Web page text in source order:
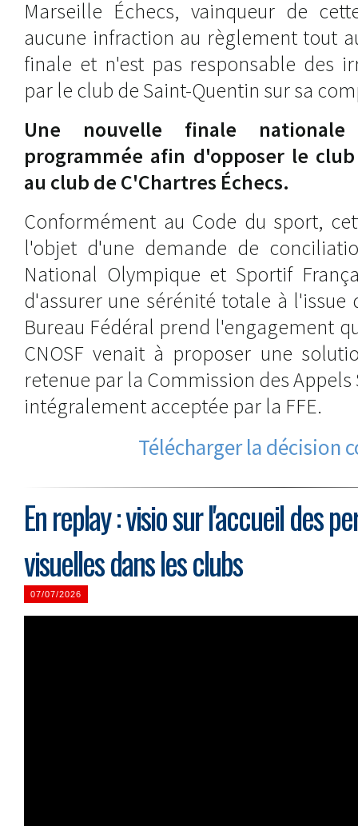
Marseille Échecs, vainqueur de
aucune infraction au règlement tout
finale et n'est pas responsable des
par le club de Saint-Quentin sur sa
Une nouvelle finale
programmée afin d'opposer le club
au club de C'Chartres Échecs.
Conformément au Code du sport,
l'objet d'une demande de
National Olympique et Sportif
d'assurer une sérénité totale à l'issue
Bureau Fédéral prend l'engagement
CNOSF venait à proposer une
retenue par la Commission des
intégralement acceptée par la FFE.
Télécharger la décision
En replay : visio sur l'accueil des
visuelles dans les clubs
07/07/2026